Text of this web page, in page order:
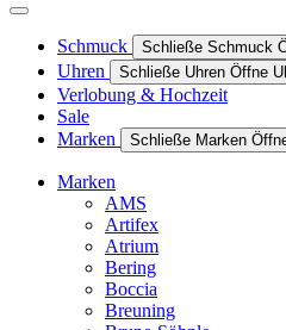
Schmuck Schließe Schmuck
Uhren Schließe Uhren Öffne
Verlobung & Hochzeit
Sale
Marken
Schließe Marken
Marken
AMS
Artifex
Atrium
Bering
Boccia
Breuning